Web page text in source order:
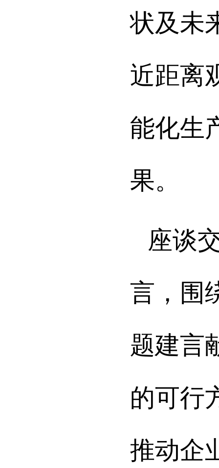
状及未
近距离
能化生
果。
座谈
言，围
题建言
的可行
推动企